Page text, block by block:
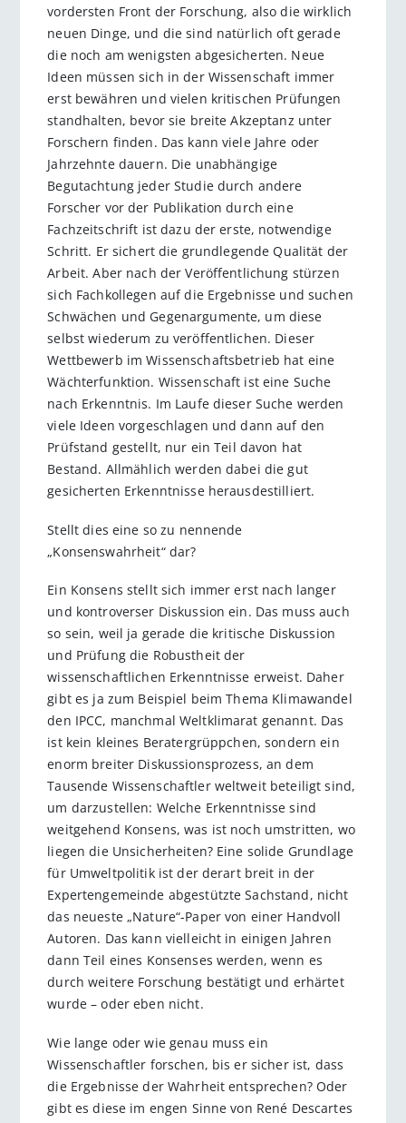
vordersten Front der Forschung, also die wirklich
neuen Dinge, und die sind natürlich oft gerade
die noch am wenigsten abgesicherten. Neue
Ideen müssen sich in der Wissenschaft immer
erst bewähren und vielen kritischen Prüfungen
standhalten, bevor sie breite Akzeptanz unter
Forschern finden. Das kann viele Jahre oder
Jahrzehnte dauern. Die unabhängige
Begutachtung jeder Studie durch andere
Forscher vor der Publikation durch eine
Fachzeitschrift ist dazu der erste, notwendige
Schritt. Er sichert die grundlegende Qualität der
Arbeit. Aber nach der Veröffentlichung stürzen
sich Fachkollegen auf die Ergebnisse und suchen
Schwächen und Gegenargumente, um diese
selbst wiederum zu veröffentlichen. Dieser
Wettbewerb im Wissenschaftsbetrieb hat eine
Wächterfunktion. Wissenschaft ist eine Suche
nach Erkenntnis. Im Laufe dieser Suche werden
viele Ideen vorgeschlagen und dann auf den
Prüfstand gestellt, nur ein Teil davon hat
Bestand. Allmählich werden dabei die gut
gesicherten Erkenntnisse herausdestilliert.
Stellt dies eine so zu nennende
„Konsenswahrheit“ dar?
Ein Konsens stellt sich immer erst nach langer
und kontroverser Diskussion ein. Das muss auch
so sein, weil ja gerade die kritische Diskussion
und Prüfung die Robustheit der
wissenschaftlichen Erkenntnisse erweist. Daher
gibt es ja zum Beispiel beim Thema Klimawandel
den IPCC, manchmal Weltklimarat genannt. Das
ist kein kleines Beratergrüppchen, sondern ein
enorm breiter Diskussionsprozess, an dem
Tausende Wissenschaftler weltweit beteiligt sind,
um darzustellen: Welche Erkenntnisse sind
weitgehend Konsens, was ist noch umstritten, wo
liegen die Unsicherheiten? Eine solide Grundlage
für Umweltpolitik ist der derart breit in der
Expertengemeinde abgestützte Sachstand, nicht
das neueste „Nature“-Paper von einer Handvoll
Autoren. Das kann vielleicht in einigen Jahren
dann Teil eines Konsenses werden, wenn es
durch weitere Forschung bestätigt und erhärtet
wurde – oder eben nicht.
Wie lange oder wie genau muss ein
Wissenschaftler forschen, bis er sicher ist, dass
die Ergebnisse der Wahrheit entsprechen? Oder
gibt es diese im engen Sinne von René Descartes